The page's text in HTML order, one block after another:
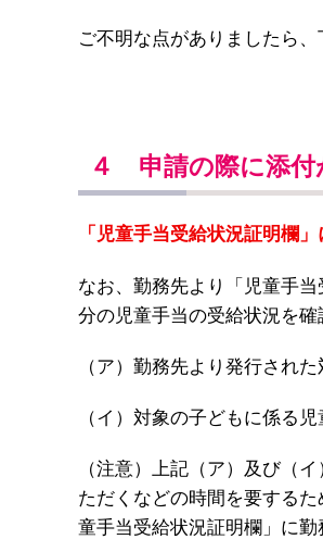
ご不明な点がありましたら
４ 申請の際に添付
「児童手当受給状況証明欄
なお、勤務先より「児童手
分の児童手当の受給状況を
（ア）勤務先より発行され
（イ）対象の子どもに係る
（注意）上記（ア）及び（
ただくなどの時間を要する
童手当受給状況証明欄」に